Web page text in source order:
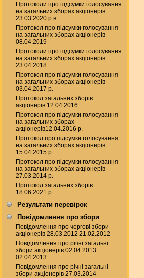
Протоколи про підсумки голосування
на загальних зборах акціонерів
23.03.2020 р.в
Протокол про підсумки голосування
на загальних зборах акціонерів
08.04.2019
Протоколи про підсумки голосування
на загальних зборах акціонерів
23.04.2018
Протокол про підсумки голосування
на загальних зборах акціонерів
03.04.2017 р.
Протокол загальних зборів
акціонерів 12.04.2016
Протокол про підсумки голосування
на загальних зборах
акціонерів12.04.2016 р.
Протокол про підсумки голосування
на загальних зборах акціонерів
15.04.2015 р.
Протокол про підсумки голосування
на загальних зборах акціонерів
27.03.2014 р.
Протокол загальних зборів
18.06.2021 р.
Результати перевірок
Повідомлення про збори
Повідомлення про чергові збори
акціонерів 28.03.2012 21.02.2012
Повідомлення про річні загальні
збори акціонерів 02.04.2013
02.04.2013
Повідомлення про річні загальні
збори акціонерів 27.03.2014